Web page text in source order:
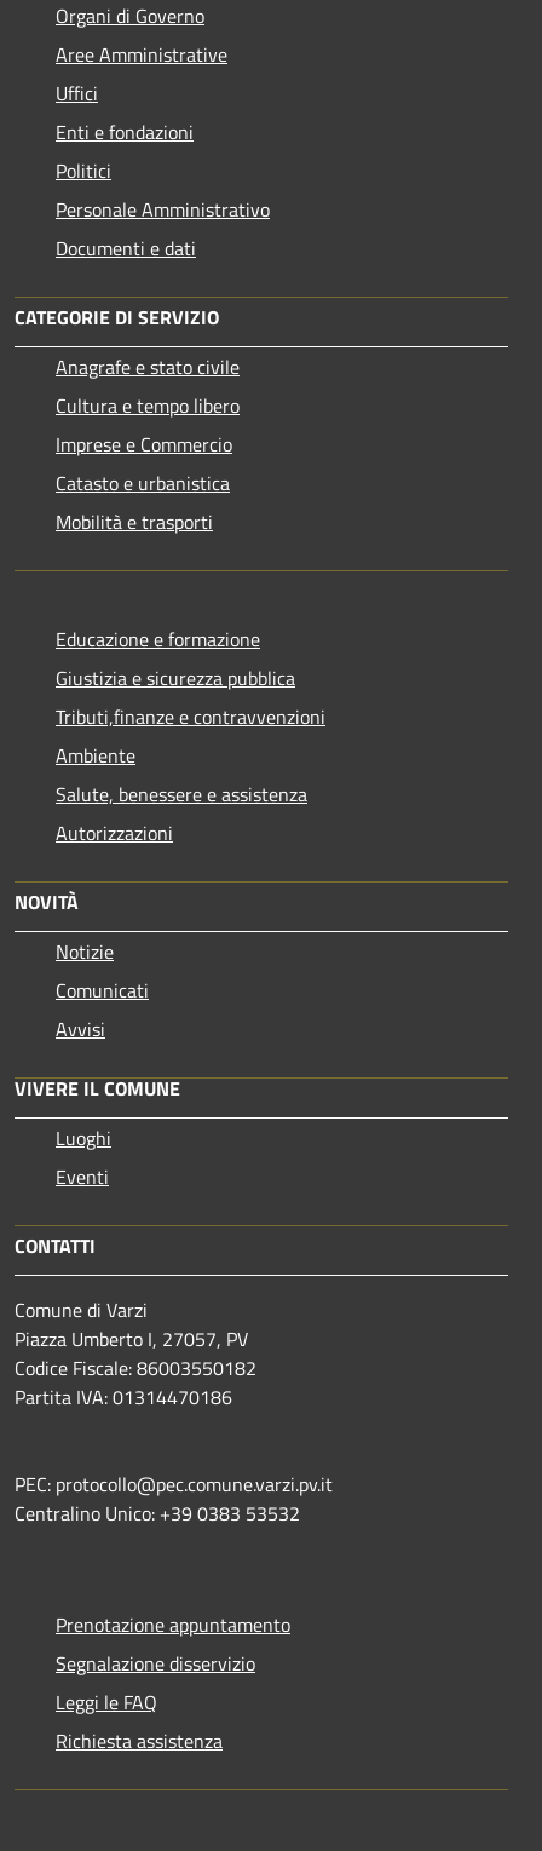
Organi di Governo
Aree Amministrative
Uffici
Enti e fondazioni
Politici
Personale Amministrativo
Documenti e dati
CATEGORIE DI SERVIZIO
Anagrafe e stato civile
Cultura e tempo libero
Imprese e Commercio
Catasto e urbanistica
Mobilità e trasporti
Educazione e formazione
Giustizia e sicurezza pubblica
Tributi,finanze e contravvenzioni
Ambiente
Salute, benessere e assistenza
Autorizzazioni
NOVITÀ
Notizie
Comunicati
Avvisi
VIVERE IL COMUNE
Luoghi
Eventi
CONTATTI
Comune di Varzi
Piazza Umberto I, 27057, PV
Codice Fiscale: 86003550182
Partita IVA: 01314470186
PEC: protocollo@pec.comune.varzi.pv.it
Centralino Unico: +39 0383 53532
Prenotazione appuntamento
Segnalazione disservizio
Leggi le FAQ
Richiesta assistenza